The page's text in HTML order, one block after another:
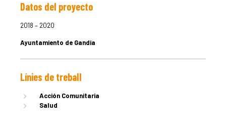
Datos del proyecto
2018 – 2020
Ayuntamiento de Gandia
Línies de treball
Acción Comunitaria
Salud
EQUIPO